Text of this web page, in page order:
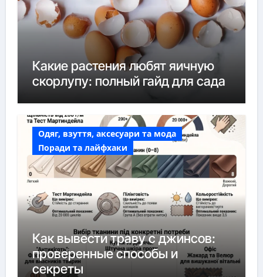
Какие растения любят яичную
скорлупу: полный гайд для сада
Одяг, взуття, аксесуари та мода
Поради та лайфхаки
Как вывести траву с джинсов:
проверенные способы и
секреты